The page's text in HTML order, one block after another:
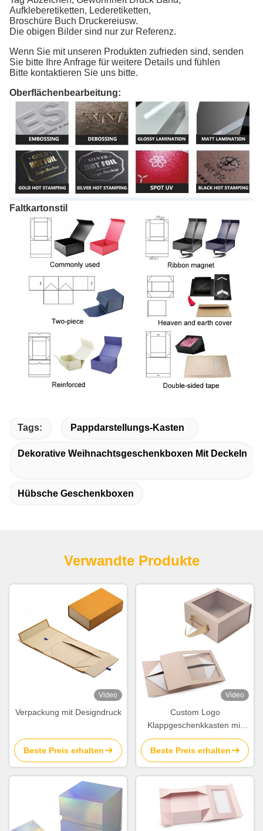
Aufkleberetiketten, Lederetiketten,
Broschüre Buch Druckereiusw.
Die obigen Bilder sind nur zur Referenz.
Wenn Sie mit unseren Produkten zufrieden sind, senden
Sie bitte Ihre Anfrage für weitere Details und fühlen
Bitte kontaktieren Sie uns bitte.
Oberflächenbearbeitung:
Faltkartonstil
Tags: Pappdarstellungs-Kasten
Dekorative Weihnachtsgeschenkboxen Mit Deckeln
Hübsche Geschenkboxen
Verwandte Produkte
Video
Verpackung mit Designdruck
Beste Preis erhalten
Video
Custom Logo
Klappgeschenkkasten mit
Band Großhandel Kraftbox
Verpackung Band
Fensterboxen
Beste Preis erhalten